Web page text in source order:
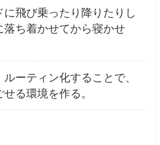
飛び乗ったり降りたりし
落ち着かせてから寝かせ
ーティン化することで、
る環境を作る。